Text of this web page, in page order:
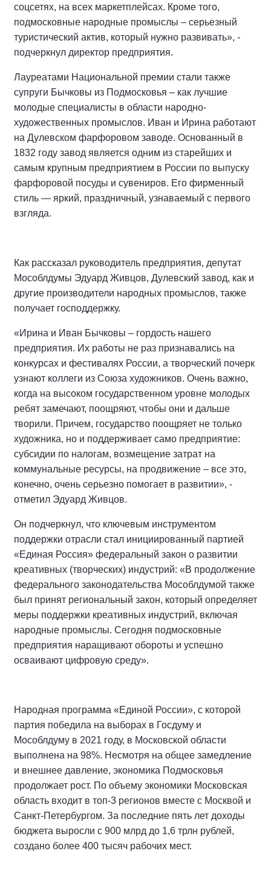
соцсетях, на всех маркетплейсах. Кроме того,
подмосковные народные промыслы – серьезный
туристический актив, который нужно развивать», -
подчеркнул директор предприятия.
Лауреатами Национальной премии стали также
супруги Бычковы из Подмосковья – как лучшие
молодые специалисты в области народно-
художественных промыслов. Иван и Ирина работают
на Дулевском фарфоровом заводе. Основанный в
1832 году завод является одним из старейших и
самым крупным предприятием в России по выпуску
фарфоровой посуды и сувениров. Его фирменный
стиль — яркий, праздничный, узнаваемый с первого
взгляда.
Как рассказал руководитель предприятия, депутат
Мособлдумы Эдуард Живцов, Дулевский завод, как и
другие производители народных промыслов, также
получает господдержку.
«Ирина и Иван Бычковы – гордость нашего
предприятия. Их работы не раз признавались на
конкурсах и фестивалях России, а творческий почерк
узнают коллеги из Союза художников. Очень важно,
когда на высоком государственном уровне молодых
ребят замечают, поощряют, чтобы они и дальше
творили. Причем, государство поощряет не только
художника, но и поддерживает само предприятие:
субсидии по налогам, возмещение затрат на
коммунальные ресурсы, на продвижение – все это,
конечно, очень серьезно помогает в развитии», -
отметил Эдуард Живцов.
Он подчеркнул, что ключевым инструментом
поддержки отрасли стал инициированный партией
«Единая Россия» федеральный закон о развитии
креативных (творческих) индустрий: «В продолжение
федерального законодательства Мособлдумой также
был принят региональный закон, который определяет
меры поддержки креативных индустрий, включая
народные промыслы. Сегодня подмосковные
предприятия наращивают обороты и успешно
осваивают цифровую среду».
Народная программа «Единой России», с которой
партия победила на выборах в Госдуму и
Мособлдуму в 2021 году, в Московской области
выполнена на 98%. Несмотря на общее замедление
и внешнее давление, экономика Подмосковья
продолжает рост. По объему экономики Московская
область входит в топ-3 регионов вместе с Москвой и
Санкт-Петербургом. За последние пять лет доходы
бюджета выросли с 900 млрд до 1,6 трлн рублей,
создано более 400 тысяч рабочих мест.